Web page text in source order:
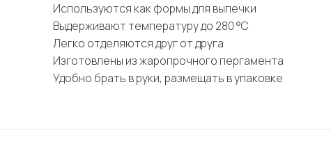
Используются как формы для выпечки
Выдерживают температуру до 280 °C
Легко отделяются друг от друга
Изготовлены из жаропрочного пергамента
Удобно брать в руки, размещать в упаковке